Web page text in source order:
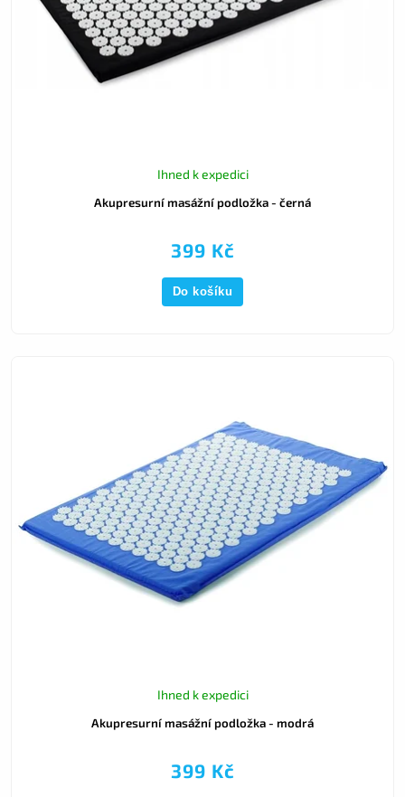
Akupresurní masážní podložka - černá
Ihned k expedici
399 Kč
Do košíku
Akupresurní masážní podložka - modrá
Ihned k expedici
399 Kč